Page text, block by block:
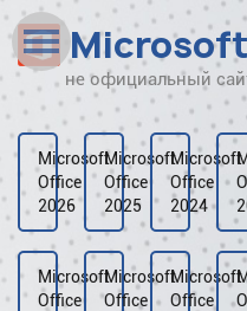
Наверх
Рейтинг
Видео
Галерея
не официальный
Microsoft
Office
2026
Microsoft
Office
2025
Microsoft
Office
2024
Microsoft
Office
Microsoft
Office
Microsoft
Office